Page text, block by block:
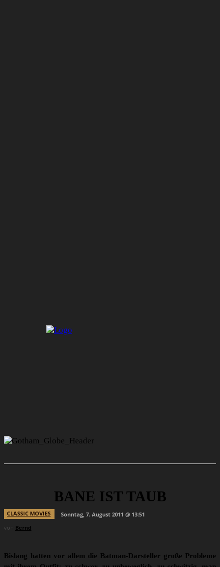
BANE IST TAUB
CLASSIC MOVIES
Sonntag, 7. August 2011 @ 13:51
von Bernd
Bislang hatten vor allem die Batman-Darsteller große Probleme